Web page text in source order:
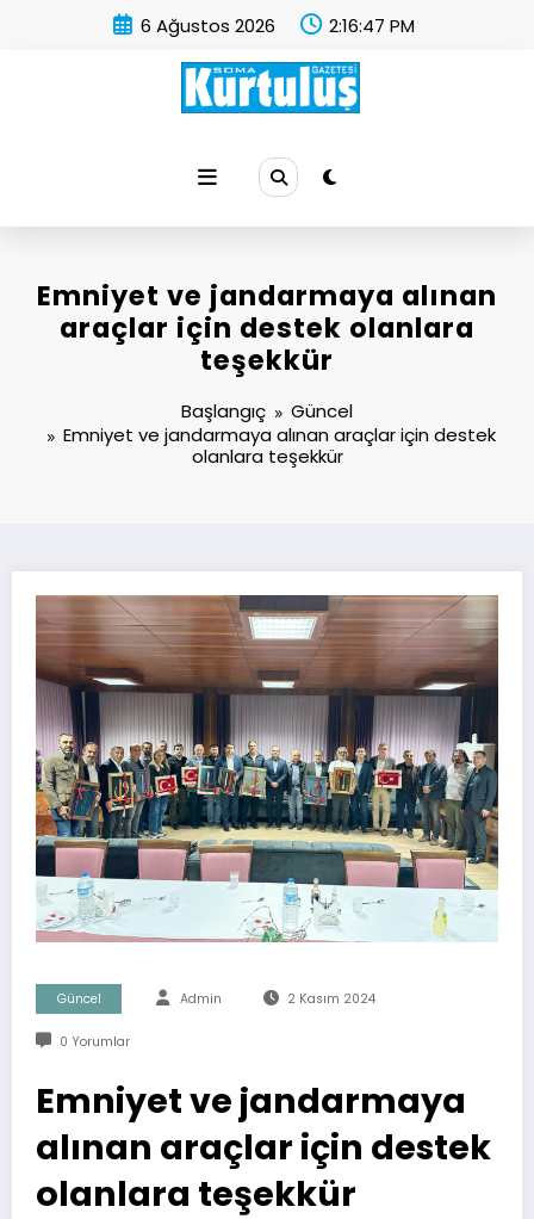
6 Ağustos 2026 2:16:48 PM
Emniyet ve jandarmaya alınan
araçlar için destek olanlara
teşekkür
Başlangıç
Güncel
Emniyet ve jandarmaya alınan araçlar için destek
olanlara teşekkür
Güncel Admin 2 Kasım 2024
0 Yorumlar
Emniyet ve jandarmaya
alınan araçlar için destek
olanlara teşekkür